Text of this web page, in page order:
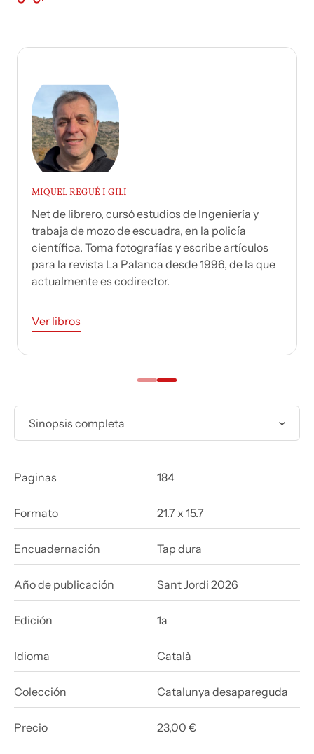
MIQUEL REGUÉ I GILI
Net de librero, cursó estudios de Ingeniería y
trabaja de mozo de escuadra, en la policía
científica. Toma fotografías y escribe artículos
para la revista La Palanca desde 1996, de la que
actualmente es codirector.
Ver libros
Sinopsis completa
Paginas 184
Formato 21.7 x 15.7
Encuadernación Tap dura
Año de publicación Sant Jordi 2026
Edición 1a
Idioma Català
Colección Catalunya desapareguda
Precio 23,00 €